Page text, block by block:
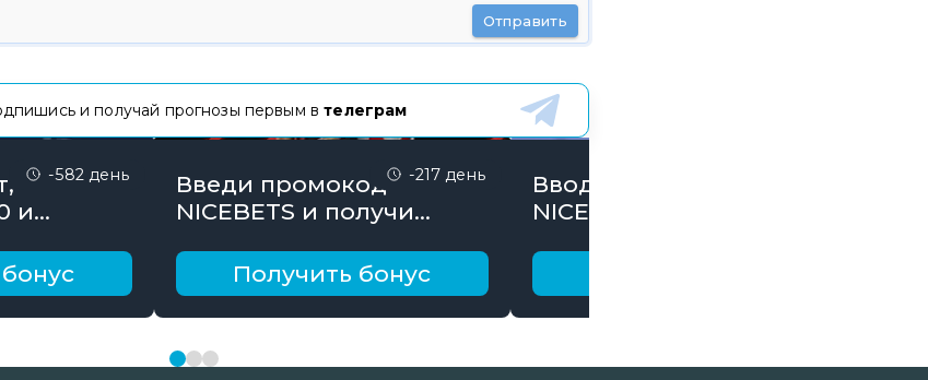
Отправить
и получай прогнозы первым втелеграм
-582 день
и
-217 день
Введи промокод
NICEBETS и получи
Получить бонус
Вводи Промокод
NICE15000 и забирай